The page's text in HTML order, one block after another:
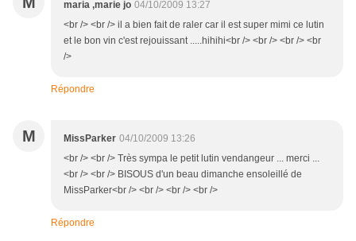
maria ,marie jo 04/10/2009 13:27
<br /> <br /> il a bien fait de raler car il est super mimi ce lutin
et le bon vin c'est rejouissant .....hihihi<br /> <br /> <br /> <br
/>
Répondre
M MissParker 04/10/2009 13:26
<br /> <br /> Très sympa le petit lutin vendangeur ... merci ...
<br /> <br /> BISOUS d'un beau dimanche ensoleillé de
MissParker<br /> <br /> <br /> <br />
Répondre